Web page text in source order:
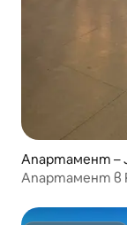
Апартамент –
Апартамент в